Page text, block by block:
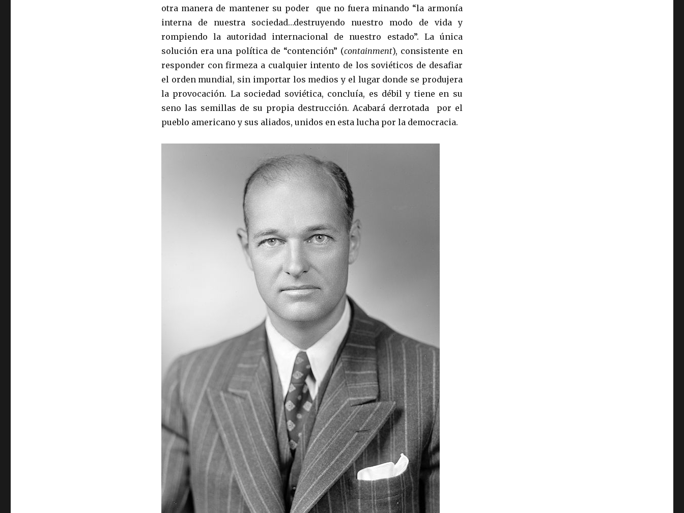
otra manera de mantener su poder que no fuera minando “la armonía
interna de nuestra sociedad…destruyendo nuestro modo de vida y
rompiendo la autoridad internacional de nuestro estado”. La única
solución era una política de “contención” (containment), consistente en
responder con firmeza a cualquier intento de los soviéticos de desafiar
el orden mundial, sin importar los medios y el lugar donde se produjera
la provocación. La sociedad soviética, concluía, es débil y tiene en su
seno las semillas de su propia destrucción. Acabará derrotada por el
pueblo americano y sus aliados, unidos en esta lucha por la democracia.